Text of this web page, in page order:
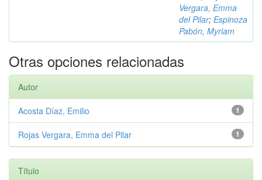
Vergara, Emma
del Pilar; Espinoza
Pabón, Myriam
Otras opciones relacionadas
Autor
1
Acosta Díaz, Emilio
1
Rojas Vergara, Emma del Pilar
Título